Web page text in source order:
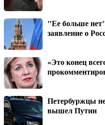
"Ее больше
заявление о
«Это конец
Петербуржцы
вышел Путин